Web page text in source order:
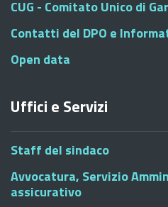
CUG - Comitato Unico di
Contatti del DPO e
Open data
Uffici e Servizi
Staff del sindaco
Avvocatura, Servizio
assicurativo